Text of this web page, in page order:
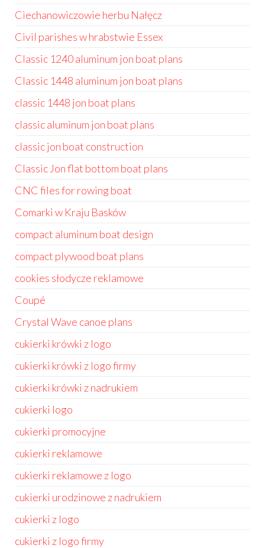
Ciechanowiczowie herbu Nałęcz
Civil parishes w hrabstwie Essex
Classic 1240 aluminum jon boat plans
Classic 1448 aluminum jon boat plans
classic 1448 jon boat plans
classic aluminum jon boat plans
classic jon boat construction
Classic Jon flat bottom boat plans
CNC files for rowing boat
Comarki w Kraju Basków
compact aluminum boat design
compact plywood boat plans
cookies słodycze reklamowe
Coupé
Crystal Wave canoe plans
cukierki krówki z logo
cukierki krówki z logo firmy
cukierki krówki z nadrukiem
cukierki logo
cukierki promocyjne
cukierki reklamowe
cukierki reklamowe z logo
cukierki urodzinowe z nadrukiem
cukierki z logo
cukierki z logo firmy